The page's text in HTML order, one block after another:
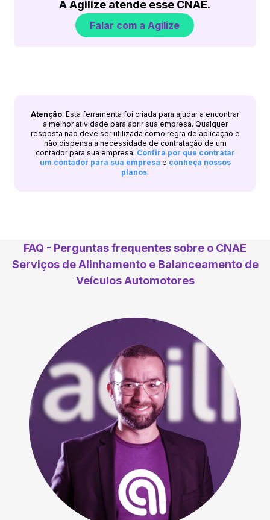
A Agilize atende esse CNAE.
Falar com a Agilize
Atenção: Esta ferramenta foi criada para ajudar a encontrar
a melhor atividade para abrir sua empresa. Qualquer
resposta não deve ser utilizada como regra de aplicação e
não dispensa a necessidade de contratação de um
contador para sua empresa. Confira por que contratar
um contador para sua empresa e conheça nossos
planos.
FAQ - Perguntas frequentes sobre o CNAE
Serviços de Alinhamento e Balanceamento de
Veículos Automotores